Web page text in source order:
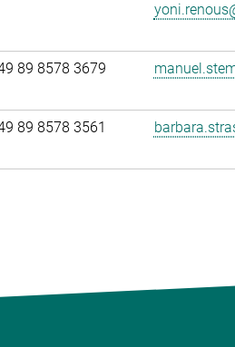
89 8578 3679
89 8578 3561